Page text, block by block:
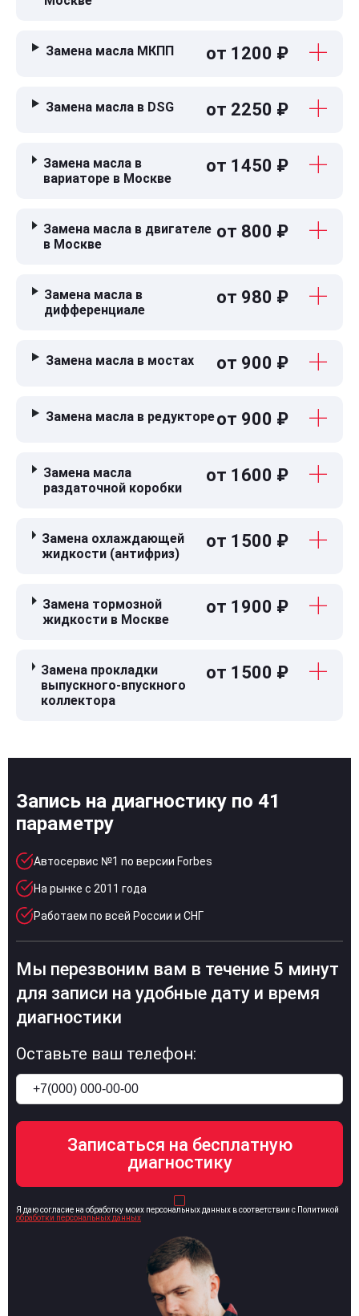
Замена масла МКПП от 1200 ₽
Замена масла в DSG от 2250 ₽
Замена масла в
вариаторе в Москве
от 1450 ₽
Замена масла в двигателе
в Москве
от 800 ₽
Замена масла в
дифференциале
от 980 ₽
Замена масла в мостах от 900 ₽
Замена масла в редуктореот 900 ₽
Замена масла
раздаточной коробки
от 1600 ₽
Замена охлаждающей
жидкости (антифриз)
от 1500 ₽
Замена тормозной
жидкости в Москве
от 1900 ₽
Замена прокладки
выпускного-впускного
коллектора
от 1500 ₽
Запись на диагностику по 41
параметру
Автосервис №1 по версии Forbes
На рынке с 2011 года
Работаем по всей России и СНГ
Мы перезвоним вам в течение 5 минут
для записи на удобные дату и время
диагностики
Оставьте ваш телефон:
Я даю согласие на обработку моих персональных данных в соответствии с Политикой
обработки персональных данных